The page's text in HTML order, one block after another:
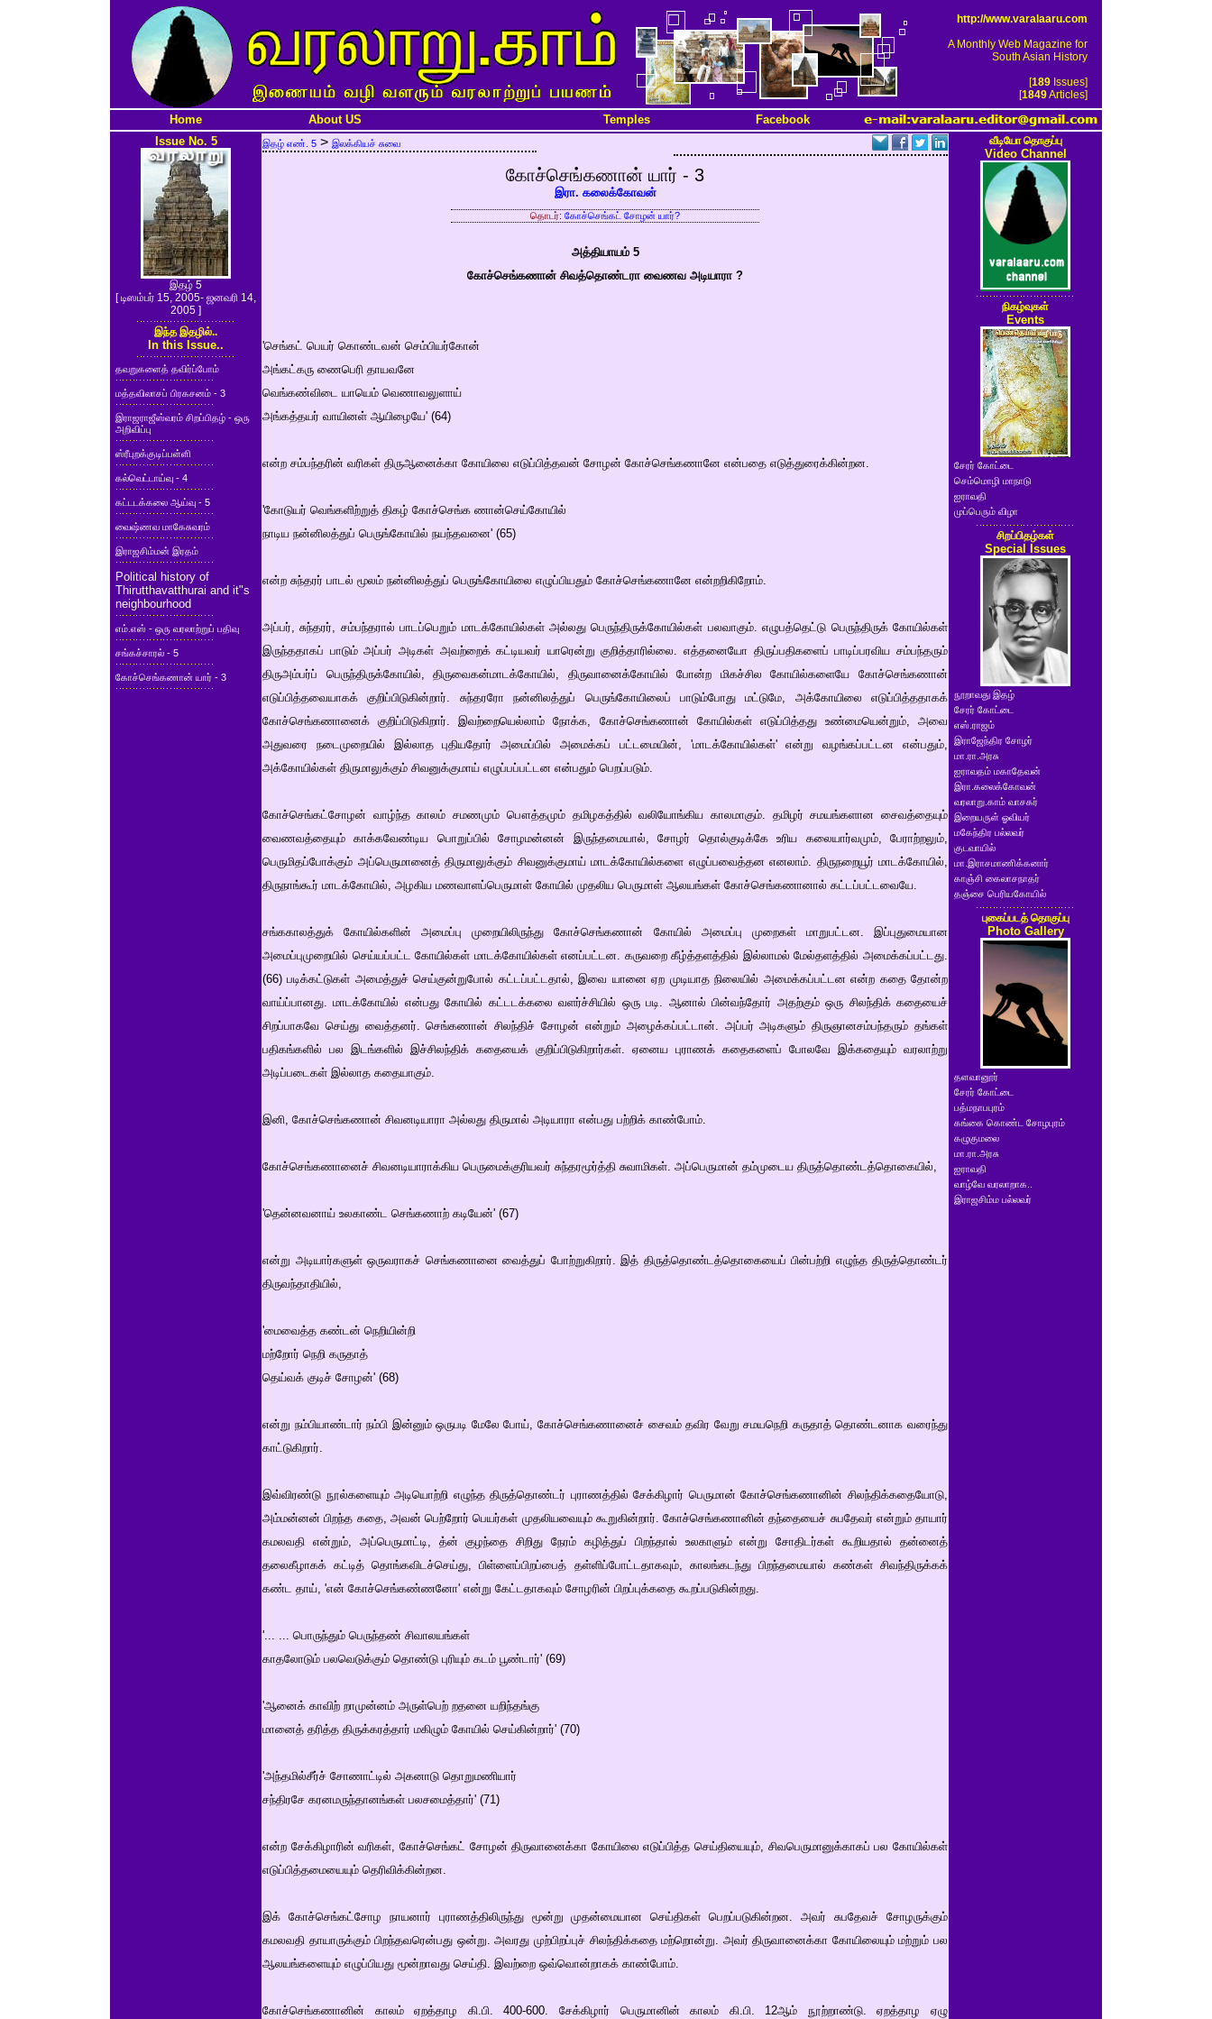
http://www.varalaaru.com
A Monthly Web Magazine for
South Asian History
[189Issues]
[1849Articles]
Home About US Temples
Facebook
Issue No. 5
இதழ் 5
[ டிஸம்பர் 15, 2005- ஜனவரி 14,
2005 ]
இந்த இதழில்..
In this Issue..
தவறுகளைத் தவிர்ப்போம்
மத்தவிலாசப் பிரகசனம் - 3
இராஜராஜீஸ்வரம் சிறப்பிதழ் - ஒரு
அறிவிப்பு
ஸ்ரீபுறக்குடிப்பள்ளி
கல்வெட்டாய்வு - 4
கட்டடக்கலை ஆய்வு - 5
வைஷ்ணவ மாகேசுவரம்
இராஜசிம்மன் இரதம்
Political history of
Thirutthavatthurai and it"s
neighbourhood
எம்.எஸ் - ஒரு வரலாற்றுப் பதிவு
சங்கச்சாரல் - 5
கோச்செங்கணான் யார் - 3
இதழ் எண். 5 > இலக்கியச் சுவை
கோச்செங்கணான் யார் - 3
இரா. கலைக்கோவன்
தொடர்: கோச்செங்கட் சோழன் யார்?
அத்தியாயம் 5
கோச்செங்கணான் சிவத்தொண்டரா வைணவ அடியாரா ?
'செங்கட் பெயர் கொண்டவன் செம்பியர்கோன்
அங்கட்கரு ணைபெரி தாயவனே
வெங்கண்விடை யாயெம் வெணாவலுளாய்
அங்கத்தயர் வாயினள் ஆயிழையே' (64)
என்ற சம்பந்தரின் வரிகள் திருஆனைக்கா கோயிலை எடுப்பித்தவன் சோழன் கோச்செங்கணானே என்பதை எடுத்துரைக்கின்றன.
'கோடுயர் வெங்களிற்றுத் திகழ் கோச்செங்க ணான்செய்கோயில்
நாடிய நன்னிலத்துப் பெருங்கோயில் நயந்தவனை' (65)
என்ற சுந்தரர் பாடல் மூலம் நன்னிலத்துப் பெருங்கோயிலை எழுப்பியதும் கோச்செங்கணானே என்றறிகிறோம்.
அப்பர், சுந்தரர், சம்பந்தரால் பாடப்பெறும் மாடக்கோயில்கள் அல்லது பெருந்திருக்கோயில்கள் பலவாகும். எழுபத்தெட்டு பெருந்திருக் கோயில்கள்
இருந்ததாகப் பாடும் அப்பர் அடிகள் அவற்றைக் கட்டியவர் யாரென்று குறித்தாரில்லை. எத்தனையோ திருப்பதிகளைப் பாடிப்பரவிய சம்பந்தரும்
திருஅம்பர்ப் பெருந்திருக்கோயில், திருவைகன்மாடக்கோயில், திருவானைக்கோயில் போன்ற மிகச்சில கோயில்களையே கோச்செங்கணான்
எடுப்பித்தவையாகக் குறிப்பிடுகின்றார். சுந்தரரோ நன்னிலத்துப் பெருங்கோயிலைப் பாடும்போது மட்டுமே, அக்கோயிலை எடுப்பித்ததாகக்
கோச்செங்கணானைக் குறிப்பிடுகிறார். இவற்றையெல்லாம் நோக்க, கோச்செங்கணான் கோயில்கள் எடுப்பித்தது உண்மையென்றும், அவை
அதுவரை நடைமுறையில் இல்லாத புதியதோர் அமைப்பில் அமைக்கப் பட்டமையின், 'மாடக்கோயில்கள்' என்று வழங்கப்பட்டன என்பதும்,
அக்கோயில்கள் திருமாலுக்கும் சிவனுக்குமாய் எழுப்பப்பட்டன என்பதும் பெறப்படும்.
கோச்செங்கட்சோழன் வாழ்ந்த காலம் சமணமும் பௌத்தமும் தமிழகத்தில் வலியோங்கிய காலமாகும். தமிழர் சமயங்களான சைவத்தையும்
வைணவத்தையும் காக்கவேண்டிய பொறுப்பில் சோழமன்னன் இருந்தமையால், சோழர் தொல்குடிக்கே உரிய கலையார்வமும், பேராற்றலும்,
பெருமிதப்போக்கும் அப்பெருமானைத் திருமாலுக்கும் சிவனுக்குமாய் மாடக்கோயில்களை எழுப்பவைத்தன எனலாம். திருநறையூர் மாடக்கோயில்,
திருநாங்கூர் மாடக்கோயில், அழகிய மணவாளப்பெருமாள் கோயில் முதலிய பெருமாள் ஆலயங்கள் கோச்செங்கணானால் கட்டப்பட்டவையே.
சங்ககாலத்துக் கோயில்களின் அமைப்பு முறையிலிருந்து கோச்செங்கணான் கோயில் அமைப்பு முறைகள் மாறுபட்டன. இப்புதுமையான
அமைப்புமுறையில் செய்யப்பட்ட கோயில்கள் மாடக்கோயில்கள் எனப்பட்டன. கருவறை கீழ்த்தளத்தில் இல்லாமல் மேல்தளத்தில் அமைக்கப்பட்டது.
(66) படிக்கட்டுகள் அமைத்துச் செய்குன்றுபோல் கட்டப்பட்டதால், இவை யானை ஏற முடியாத நிலையில் அமைக்கப்பட்டன என்ற கதை தோன்ற
வாய்ப்பானது. மாடக்கோயில் என்பது கோயில் கட்டடக்கலை வளர்ச்சியில் ஒரு படி. ஆனால் பின்வந்தோர் அதற்கும் ஒரு சிலந்திக் கதையைச்
சிறப்பாகவே செய்து வைத்தனர். செங்கணான் சிலந்திச் சோழன் என்றும் அழைக்கப்பட்டான். அப்பர் அடிகளும் திருஞானசம்பந்தரும் தங்கள்
பதிகங்களில் பல இடங்களில் இச்சிலந்திக் கதையைக் குறிப்பிடுகிறார்கள். ஏனைய புராணக் கதைகளைப் போலவே இக்கதையும் வரலாற்று
அடிப்படைகள் இல்லாத கதையாகும்.
இனி, கோச்செங்கணான் சிவனடியாரா அல்லது திருமால் அடியாரா என்பது பற்றிக் காண்போம்.
கோச்செங்கணானைச் சிவனடியாராக்கிய பெருமைக்குரியவர் சுந்தரமூர்த்தி சுவாமிகள். அப்பெருமான் தம்முடைய திருத்தொண்டத்தொகையில்,
'தென்னவனாய் உலகாண்ட செங்கணாற் கடியேன்' (67)
என்று அடியார்களுள் ஒருவராகச் செங்கணானை வைத்துப் போற்றுகிறார். இத் திருத்தொண்டத்தொகையைப் பின்பற்றி எழுந்த திருத்தொண்டர்
திருவந்தாதியில்,
'மைவைத்த கண்டன் நெறியின்றி
மற்றோர் நெறி கருதாத்
தெய்வக் குடிச் சோழன்' (68)
என்று நம்பியாண்டார் நம்பி இன்னும் ஒருபடி மேலே போய், கோச்செங்கணானைச் சைவம் தவிர வேறு சமயநெறி கருதாத் தொண்டனாக வரைந்து
காட்டுகிறார்.
இவ்விரண்டு நூல்களையும் அடியொற்றி எழுந்த திருத்தொண்டர் புராணத்தில் சேக்கிழார் பெருமான் கோச்செங்கணானின் சிலந்திக்கதையோடு,
அம்மன்னன் பிறந்த கதை, அவன் பெற்றோர் பெயர்கள் முதலியவையும் கூறுகின்றார். கோச்செங்கணானின் தந்தையைச் சுபதேவர் என்றும் தாயார்
கமலவதி என்றும், அப்பெருமாட்டி, த்ன் குழந்தை சிறிது நேரம் கழித்துப் பிறந்தால் உலகாளும் என்று சோதிடர்கள் கூறியதால் தன்னைத்
தலைகீழாகக் கட்டித் தொங்கவிடச்செய்து, பிள்ளைப்பிறப்பைத் தள்ளிப்போட்டதாகவும், காலங்கடந்து பிறந்தமையால் கண்கள் சிவந்திருக்கக்
கண்ட தாய், 'என் கோச்செங்கண்ணனோ' என்று கேட்டதாகவும் சோழரின் பிறப்புக்கதை கூறப்படுகின்றது.
'... ... பொருந்தும் பெருந்தண் சிவாலயங்கள்
காதலோடும் பலவெடுக்கும் தொண்டு புரியும் கடம் பூண்டார்' (69)
'ஆனைக் காவிற் றாமுன்னம் அருள்பெற் றதனை யறிந்தங்கு
மானைத் தரித்த திருக்கரத்தார் மகிழும் கோயில் செய்கின்றார்' (70)
'அந்தமில்சீர்ச் சோணாட்டில் அகனாடு தொறுமணியார்
சந்திரசே கரனமருந்தானங்கள் பலசமைத்தார்' (71)
என்ற சேக்கிழாரின் வரிகள், கோச்செங்கட் சோழன் திருவானைக்கா கோயிலை எடுப்பித்த செய்தியையும், சிவபெருமானுக்காகப் பல கோயில்கள்
எடுப்பித்தமையையும் தெரிவிக்கின்றன.
இக் கோச்செங்கட்சோழ நாயனார் புராணத்திலிருந்து மூன்று முதன்மையான செய்திகள் பெறப்படுகின்றன. அவர் சுபதேவச் சோழருக்கும்
கமலவதி தாயாருக்கும் பிறந்தவரென்பது ஒன்று. அவரது முற்பிறப்புச் சிலந்திக்கதை மற்றொன்று. அவர் திருவானைக்கா கோயிலையும் மற்றும் பல
ஆலயங்களையும் எழுப்பியது மூன்றாவது செய்தி. இவற்றை ஒவ்வொன்றாகக் காண்போம்.
கோச்செங்கணானின் காலம் ஏறத்தாழ கி.பி. 400-600. சேக்கிழார் பெருமானின் காலம் கி.பி. 12ஆம் நூற்றாண்டு. ஏறத்தாழ ஏழு
வீடியோ தொகுப்பு
Video Channel
நிகழ்வுகள்
Events
சேரர் கோட்டை
செம்மொழி மாநாடு
ஐராவதி
முப்பெரும் விழா
சிறப்பிதழ்கள்
Special Issues
நூறாவது இதழ்
சேரர் கோட்டை
எஸ்.ராஜம்
இராஜேந்திர சோழர்
மா.ரா.அரசு
ஐராவதம் மகாதேவன்
இரா.கலைக்கோவன்
வரலாறு.காம் வாசகர்
இறையருள் ஓவியர்
மகேந்திர பல்லவர்
குடவாயில்
மா.இராசமாணிக்கனார்
காஞ்சி கைலாசநாதர்
தஞ்சை பெரியகோயில்
புகைப்படத் தொகுப்பு
Photo Gallery
தளவானூர்
சேரர் கோட்டை
பத்மநாபபுரம்
கங்கை கொண்ட சோழபுரம்
கழுகுமலை
மா.ரா.அரசு
ஐராவதி
வாழ்வே வரலாறாக..
இராஜசிம்ம பல்லவர்